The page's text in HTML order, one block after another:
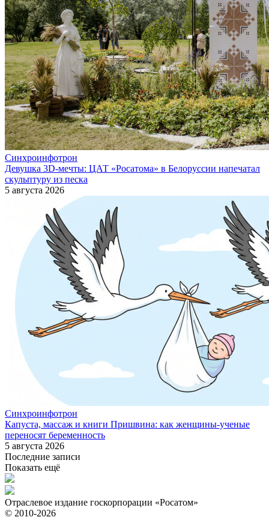
Синхроинфотрон
Девушка 3D-мечты: ЦАТ «Росатома» в Белоруссии напечатал
скульптуру из песка
5 августа 2026
Синхроинфотрон
Капуста, массаж и книги Пришвина: как женщины-ученые
переносят беременность
5 августа 2026
Последние записи
Показать ещё
Отраслевое издание госкорпорации «Росатом»
© 2010-2026